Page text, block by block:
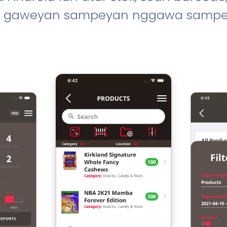
sampeyan nggawa